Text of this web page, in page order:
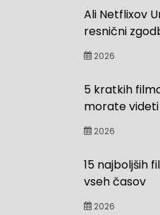
Ali Netflixov
resnični
2026
5 kratkih
morate videti
2026
15 najboljših
vseh časov
2026